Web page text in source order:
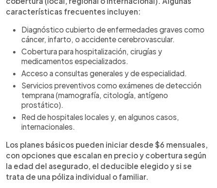
características frecuentes incluyen:
Diagnóstico cubierto de enfermedades graves como
cáncer, infarto, o accidente cerebrovascular.
Cobertura para hospitalización, cirugías y
medicamentos especializados.
Acceso a consultas generales y de especialidad.
Servicios preventivos como exámenes de detección
temprana (mamografía, citología, antígeno
prostático).
Red de hospitales locales y, en algunos casos,
internacionales.
Los planes básicos pueden iniciar desde $6 mensuales,
con opciones que escalan en precio y cobertura según
la edad del asegurado, el deducible elegido y si se
trata de una póliza individual o familiar.